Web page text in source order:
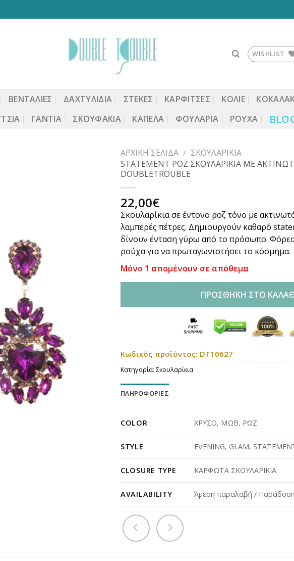
WISHLIST
ΒΕΝΤΆΛΙΕΣ ΔΑΧΤΥΛΙΔΙΑ ΣΤΈΚΕΣ ΚΑΡΦΙΤΣΕΣ ΚΟΛΙΕ
ΓΆΝΤΙΑ ΣΚΟΥΦΆΚΙΑ ΚΑΠΈΛΑ ΦΟΥΛΆΡΙΑ ΡΟΎΧΑ
ΑΡΧΙΚΉ ΣΕΛΊΔΑ / ΣΚΟΥΛΑΡΊΚΙΑ
STATEMENT ΡΟΖ ΣΚΟΥΛΑΡΙΚΙΑ ΜΕ
DOUBLETROUBLE
22,00€
Σκουλαρίκια σε έντονο ροζ τόνο με
λαμπερές πέτρες. Δημιουργούν καθαρό
δίνουν ένταση γύρω από το πρόσωπο.
ρούχα για να πρωταγωνιστήσει το κόσμημα.
Μόνο 1 απομένουν σε απόθεμα
ΠΡΟΣΘΉΚΗ ΣΤΟ
Κωδικός προϊόντος: DT10627
Κατηγορία: Σκουλαρίκια
ΠΛΗΡΟΦΟΡΊΕΣ
COLOR ΧΡΥΣΟ, ΜΩΒ, ΡΟΖ
STYLE EVENING, GLAM,
CLOSURE TYPE ΚΑΡΦΩΤΑ ΣΚΟΥΛΑΡΙΚΙΑ
AVAILABILITY Άμεση παραλαβή /